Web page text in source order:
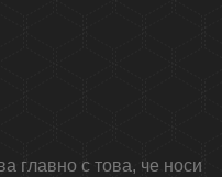
главно с това, че носи